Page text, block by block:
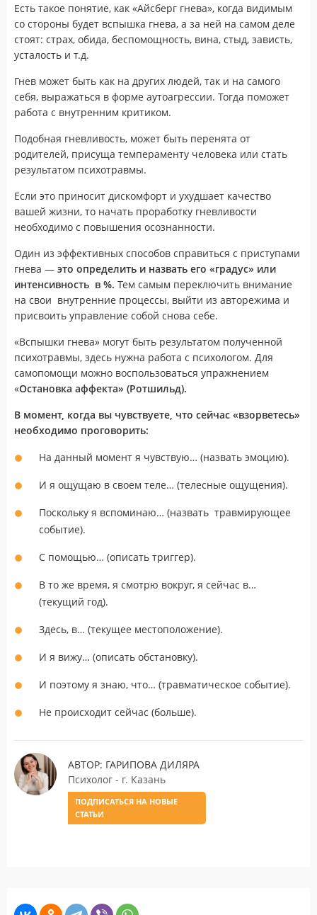
Есть такое понятие, как «Айсберг гнева», когда видимым
со стороны будет вспышка гнева, а за ней на самом деле
стоят: страх, обида, беспомощность, вина, стыд, зависть,
усталость и т.д.
Гнев может быть как на других людей, так и на самого
себя, выражаться в форме аутоагрессии. Тогда поможет
работа с внутренним критиком.
Подобная гневливость, может быть перенята от
родителей, присуща темпераменту человека или стать
результатом психотравмы.
Если это приносит дискомфорт и ухудшает качество
вашей жизни, то начать проработку гневливости
необходимо с повышения осознанности.
Один из эффективных способов справиться с приступами
гнева — это определить и назвать его «градус» или
интенсивность в %. Тем самым переключить внимание
на свои внутренние процессы, выйти из авторежима и
присвоить управление собой снова себе.
«Вспышки гнева» могут быть результатом полученной
психотравмы, здесь нужна работа с психологом. Для
самопомощи можно воспользоваться упражнением
«Остановка аффекта» (Ротшильд).
В момент, когда вы чувствуете, что сейчас «взорветесь»
необходимо проговорить:
На данный момент я чувствую… (назвать эмоцию).
И я ощущаю в своем теле… (телесные ощущения).
Поскольку я вспоминаю… (назвать травмирующее
событие).
С помощью… (описать триггер).
В то же время, я смотрю вокруг, я сейчас в…
(текущий год).
Здесь, в… (текущее местоположение).
И я вижу… (описать обстановку).
И поэтому я знаю, что… (травматическое событие).
Не происходит сейчас (больше).
АВТОР: ГАРИПОВА ДИЛЯРА
Психолог - г. Казань
ПОДПИСАТЬСЯ НА НОВЫЕ
СТАТЬИ